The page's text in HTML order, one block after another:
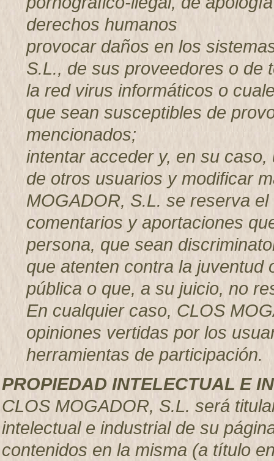
derechos humanos
provocar daños en los
S.L., de sus proveedores o de
la red virus informáticos o
que sean susceptibles de
mencionados;
intentar acceder y, en su
de otros usuarios y modificar
MOGADOR, S.L. se reserva
comentarios y aportaciones
persona, que sean
que atenten contra la juventud
pública o que, a su juicio, no
En cualquier caso, CLOS
opiniones vertidas por los
herramientas de participación.
PROPIEDAD INTELECTUAL E
CLOS MOGADOR, S.L. será
intelectual e industrial de su
contenidos en la misma (a título